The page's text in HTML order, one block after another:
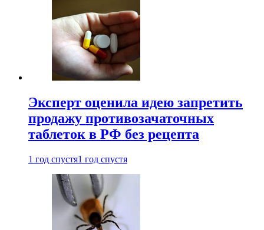
Эксперт оценила идею запретить
продажу противозачаточных
таблеток в РФ без рецепта
1 год спустя1 год спустя